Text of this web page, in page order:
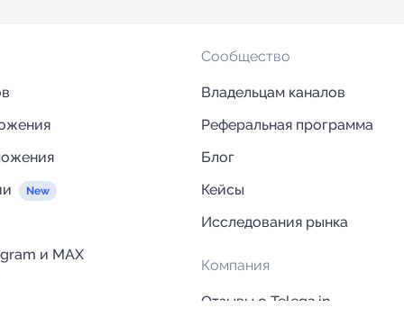
и MAX
Сообщество
Владельцам каналов
Реферальная программа
Блог
Кейсы
Исследования рынка
Компания
Отзывы о Telega.in